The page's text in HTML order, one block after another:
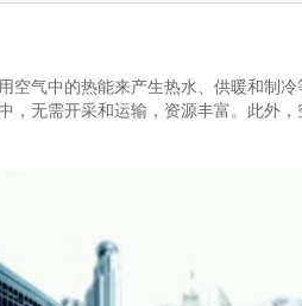
气中的热能来产生热水、供暖和制
无需开采和运输，资源丰富。此外